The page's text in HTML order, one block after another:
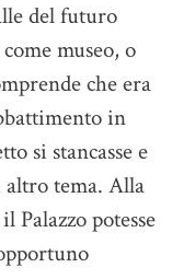
del futuro
museo, o
che era
in
si stancasse e
altro tema. Alla
Palazzo potesse